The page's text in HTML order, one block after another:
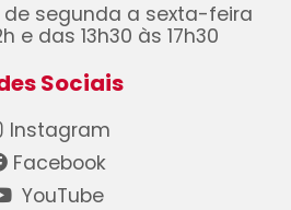
segunda a sexta-feira
e das 13h30 às 17h30
Sociais
Instagram
Facebook
YouTube